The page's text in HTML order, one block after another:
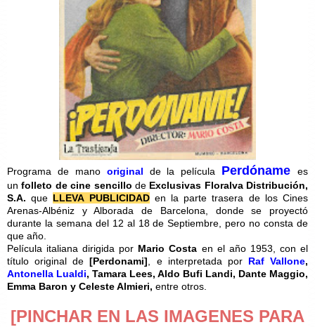
Programa de mano original de la película Perdóname
es
unfolleto de cine sencillo de Exclusivas Floralva Distribución,
S.A.que LLEVA PUBLICIDADen la parte trasera de los Cines
Arenas-Albéniz y Alborada de Barcelona, donde se proyectó
durante la semana del 12 al 18 de Septiembre, pero no consta de
que año.
Película italiana dirigida por Mario Costa en el año 1953, con el
título original de [Perdonami] , e interpretada por Raf Vallone,
Antonella Lualdi, Tamara Lees, Aldo Bufi Landi, Dante Maggio,
Emma Baron y Celeste Almieri, entre otros.
[PINCHAR EN LAS IMAGENES PARA